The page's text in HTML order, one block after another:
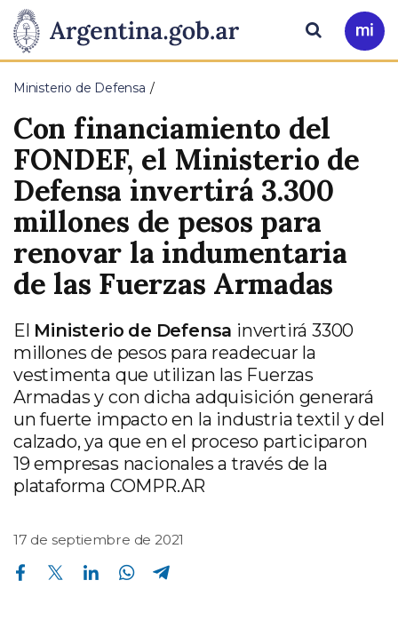
Presidencia
de
la
Nación
Pasar al contenido principal
Ir
a
Buscar
Ministerio de Defensa
Con financiamiento del
FONDEF, el Ministerio de
Defensa invertirá 3.300
millones de pesos para
renovar la indumentaria
de las Fuerzas Armadas
El Ministerio de Defensa invertirá 3300
millones de pesos para readecuar la
vestimenta que utilizan las Fuerzas
Armadas y con dicha adquisición generará
un fuerte impacto en la industria textil y del
calzado, ya que en el proceso participaron
19 empresas nacionales a través de la
plataforma COMPR.AR
17 de septiembre de 2021
Compartir en Facebook Compartir en Twitter Compartir en Linkedin Compartir en Whatsapp